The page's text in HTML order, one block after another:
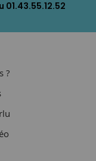
01.43.55.12.52
?